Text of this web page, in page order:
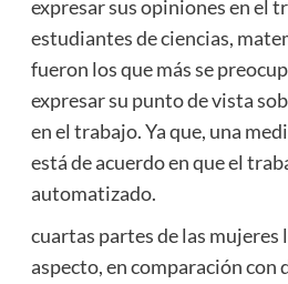
expresar sus opiniones en el
estudiantes de ciencias,
fueron los que más se
expresar su punto de vista
en el trabajo. Ya que, una
está de acuerdo en que el
automatizado.
cuartas partes de las mujeres
aspecto, en comparación con